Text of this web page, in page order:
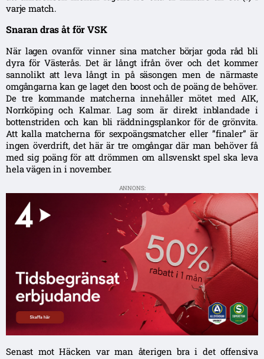
varje match.
Snaran dras åt för VSK
När lagen ovanför vinner sina matcher börjar goda råd bli
dyra för Västerås. Det är långt ifrån över och det kommer
sannolikt att leva långt in på säsongen men de närmaste
omgångarna kan ge laget den boost och de poäng de behöver.
De tre kommande matcherna innehåller mötet med AIK,
Norrköping och Kalmar. Lag som är direkt inblandade i
bottenstriden och kan bli räddningsplankor för de grönvita.
Att kalla matcherna för sexpoängsmatcher eller ”finaler” är
ingen överdrift, det här är tre omgångar där man behöver få
med sig poäng för att drömmen om allsvenskt spel ska leva
hela vägen in i november.
ANNONS:
Senast mot Häcken var man återigen bra i det offensiva